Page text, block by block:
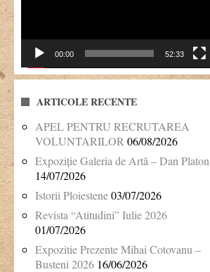
00:00 52:33
ARTICOLE RECENTE
APEL PENTRU RECRUTAREA
VOLUNTARILOR06/08/2026
Expoziție Galeria de Artă – Dan Platon
14/07/2026
Istorii Ploiestene03/07/2026
Revista “Atitudini” Iulie 2026
01/07/2026
Expozitie Prezente Mihai Cotovanu –
Busteni 2026 16/06/2026